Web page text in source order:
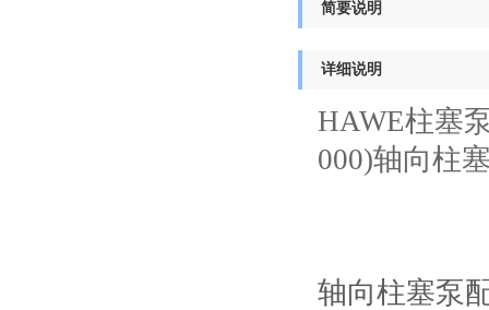
简要说明
详细说明
HAWE柱塞
000)轴向柱
轴向柱塞泵